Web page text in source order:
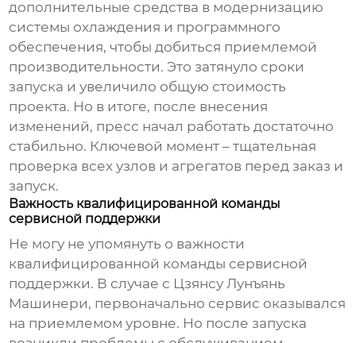
дополнительные средства в модернизацию
системы охлаждения и программного
обеспечения, чтобы добиться приемлемой
производительности. Это затянуло сроки
запуска и увеличило общую стоимость
проекта. Но в итоге, после внесения
изменений, пресс начал работать достаточно
стабильно. Ключевой момент – тщательная
проверка всех узлов и агрегатов перед заказ и
запуск.
Важность квалифицированной команды
сервисной поддержки
Не могу не упомянуть о важности
квалифицированной команды сервисной
поддержки. В случае с Цзянсу Лунъянь
Машинери, первоначально сервис оказывался
на приемлемом уровне. Но после запуска